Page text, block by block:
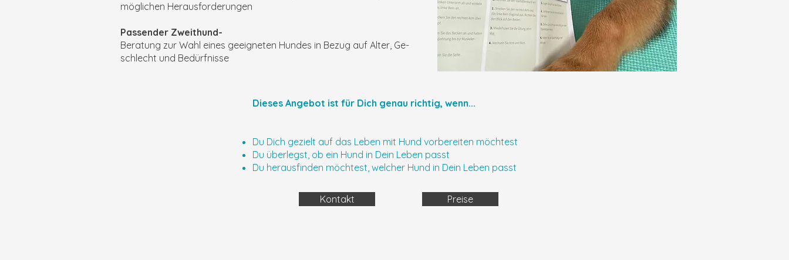
möglichen Herausforderungen
Passender Zweithund-
Beratung zur Wahl eines geeigneten Hundes in Bezug auf Alter, Ge-
schlecht und Bedürfnisse
Dieses Angebot ist für Dich genau richtig, wenn...
Du Dich gezielt auf das Leben mit Hund vorbereiten möchtest
Du überlegst, ob ein Hund in Dein Leben passt
Du herausfinden möchtest, welcher Hund in Dein Leben passt
Kontakt Preise